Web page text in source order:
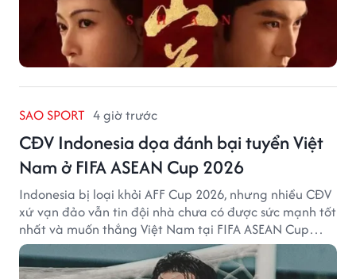
SAO SPORT 4 giờ trước
CĐV Indonesia dọa đánh bại tuyển Việt
Nam ở FIFA ASEAN Cup 2026
Indonesia bị loại khỏi AFF Cup 2026, nhưng nhiều CĐV
xứ vạn đảo vẫn tin đội nhà chưa có được sức mạnh tốt
nhất và muốn thắng Việt Nam tại FIFA ASEAN Cup
2026.